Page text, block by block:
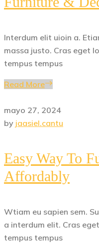
Interdum elit uioin a.
massa justo. Cras eget
tempus tempus
Read More
mayo 27, 2024
by jaasiel.cantu
Easy Way To
Affordably
Wtiam eu sapien sem.
a interdum elit. Cras
tempus tempus